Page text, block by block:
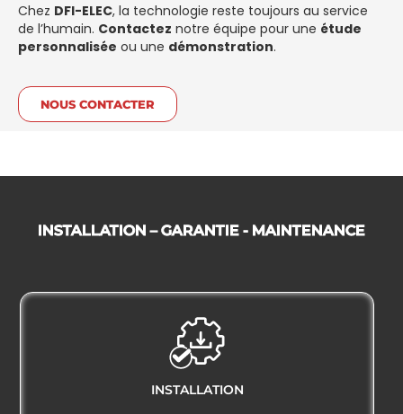
Chez DFI-ELEC, la technologie reste toujours au service
de l’humain. Contactez notre équipe pour une étude
personnalisée ou une démonstration.
NOUS CONTACTER
INSTALLATION – GARANTIE - MAINTENANCE
INSTALLATION